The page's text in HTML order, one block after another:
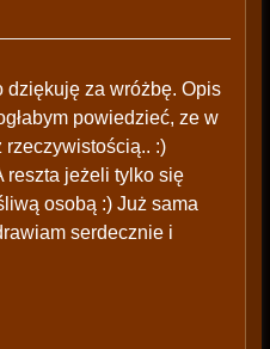
dziękuję za wróżbę. Opis
powiedzieć, ze w
rzeczywistością.. :)
reszta jeżeli tylko się
osobą :) Już sama
serdecznie i